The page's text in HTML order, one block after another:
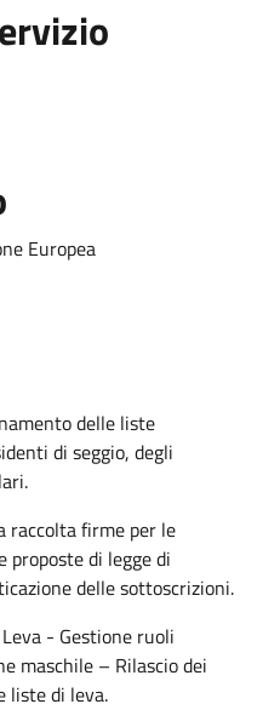
Europea
delle liste
di seggio, degli
raccolta firme per le
proposte di legge di
delle sottoscrizioni.
- Gestione ruoli
maschile – Rilascio dei
liste di leva.